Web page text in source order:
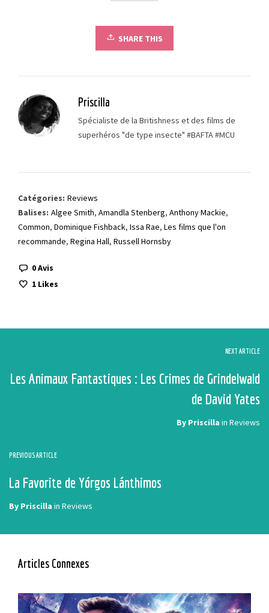
SHARE THIS
Priscilla
Spécialiste de la Britishness et des films de
superhéros "de type insecte" #BAFTA #MCU
Catégories: Reviews
Balises: Algee Smith, Amandla Stenberg, Anthony Mackie,
Common, Dominique Fishback, Issa Rae, Les films que l'on
recommande, Regina Hall, Russell Hornsby
0 Avis
1 Likes
NEXT ARTICLE
Les Animaux Fantastiques : Les Crimes de Grindelwald
de David Yates
By Priscilla in Reviews
PREVIOUS ARTICLE
La Favorite de Yórgos Lánthimos
By Priscilla in Reviews
Articles Connexes